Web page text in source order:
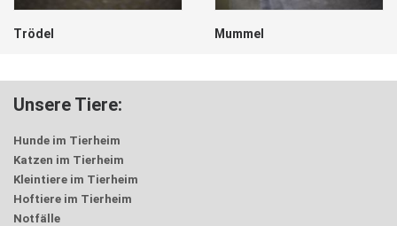
Trödel Mummel
Unsere Tiere:
Hunde im Tierheim
Katzen im Tierheim
Kleintiere im Tierheim
Hoftiere im Tierheim
Notfälle